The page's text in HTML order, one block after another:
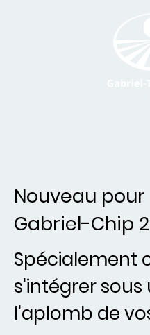
Nouveau
Gabriel-Chip
Spécialement
s'intégrer sous
l'aplomb de